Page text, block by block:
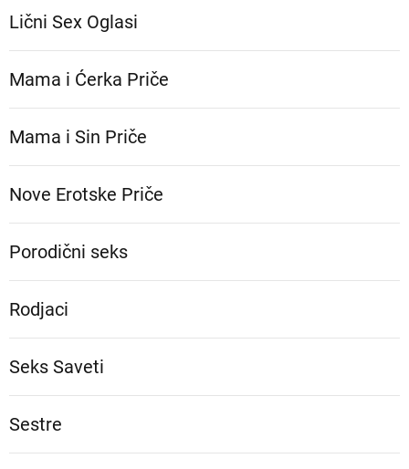
Lični Sex Oglasi
Mama i Ćerka Priče
Mama i Sin Priče
Nove Erotske Priče
Porodični seks
Rodjaci
Seks Saveti
Sestre